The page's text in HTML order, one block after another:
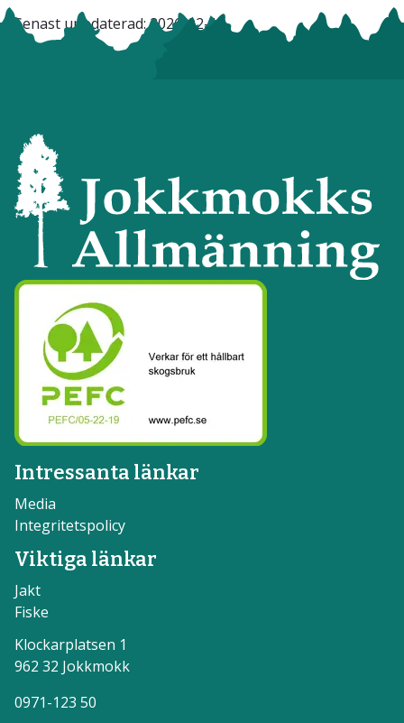
Senast uppdaterad:2026-02-16
Intressanta länkar
Media
Integritetspolicy
Viktiga länkar
Jakt
Fiske
Klockarplatsen 1
962 32 Jokkmokk
0971-123 50